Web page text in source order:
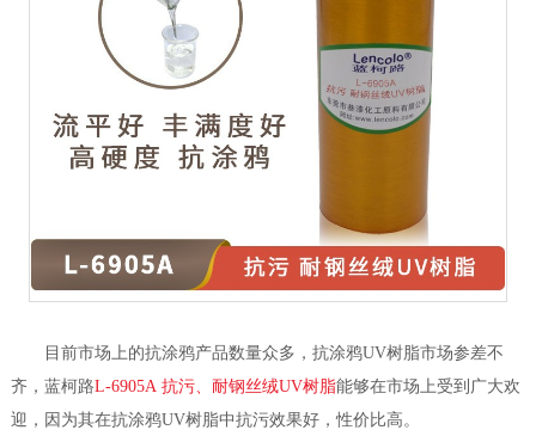
目前市场上的抗涂鸦产品数量众多，抗涂鸦UV树脂市场参差不
齐，蓝柯路L-6905A 抗污、耐钢丝绒UV树脂能够在市场上受到广大欢
迎，因为其在抗涂鸦UV树脂中抗污效果好，性价比高。